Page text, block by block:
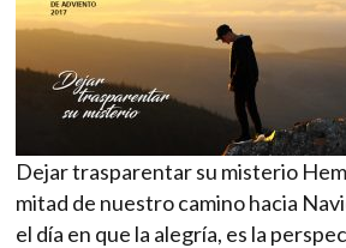
Dejar trasparentar su misterio
mitad de nuestro camino hacia
el día en que la alegría, es la